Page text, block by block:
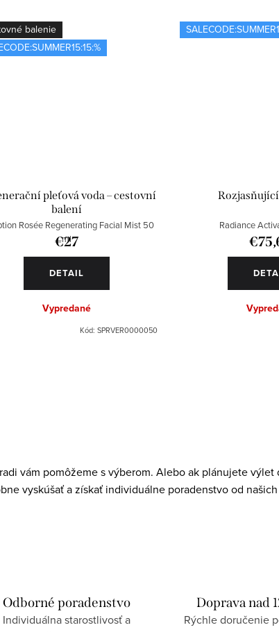
balenie
pleťová voda – cestovní
balení
Rosée Regenerating Facial Mist 50
ml
€27
DETAIL
Vypredané
Kód: SPRVER0000050
Radiance
vám pomôžeme s výberom. Alebo ak plánujete
vyskúšať a získať individuálne poradenstvo od
Odborné poradenstvo
Individuálna starostlivosť a
Doprava nad
Rýchle doručenie